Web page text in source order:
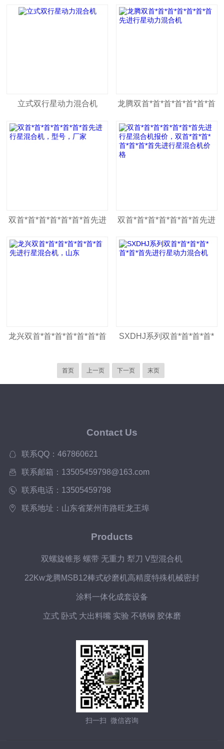
首*首先进行星混合机 山东龙 先进行星动力混合机，山东
龙兴化机
立式双行星动力混合机 龙腾双首*首*首*首*首*首*首
先进行星动力混合机
双首*首*首*首*首*首*首先进
行星混合机，型号，厂家
双首*首*首*首*首*首*首先进
行星混合机报价，双首*首*
首*首*首*首*首先进行星混合
龙兴双首*首*首*首*首*首*首 SXDHJ系列双首*首*首*首*
首页 上一页 下一页 末页
Contact Us
联系QQ：467860621
联系邮箱：13505459798@163.com
联系电话：13505459798
联系地址：山东省莱州市路旺龙王埠
Products
双螺旋锥形 螺带 无重力 犁刀 V型混合机
22Kw龙腾MSB12棒式砂磨机高精度特殊机械密封
涂料一体化成套设备
立式 卧式 大出料嘴 实验 不锈钢 胶体磨
扫一扫 微信咨询